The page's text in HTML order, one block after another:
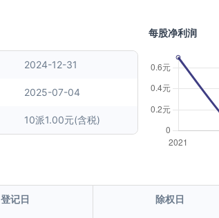
2024-12-31
2025-07-04
10派1.00元(含税)
每股净利润
登记日 除权日